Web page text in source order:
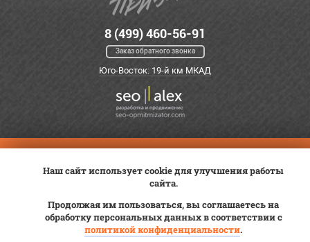
8 (499) 460-56-91
Заказ обратного звонка
Юго-Восток: 19-й км МКАД
Доставка
Сервис
Контакты
© 2012—2026 «Купи прицеп»™ (ООО «Авангард», ИНН 9723035587)
Наш сайт использует cookie для улучшения работы
сайта.
Продолжая им пользоваться, вы соглашаетесь на
обработку персональных данных в соответствии с
политикой конфиденциальности.